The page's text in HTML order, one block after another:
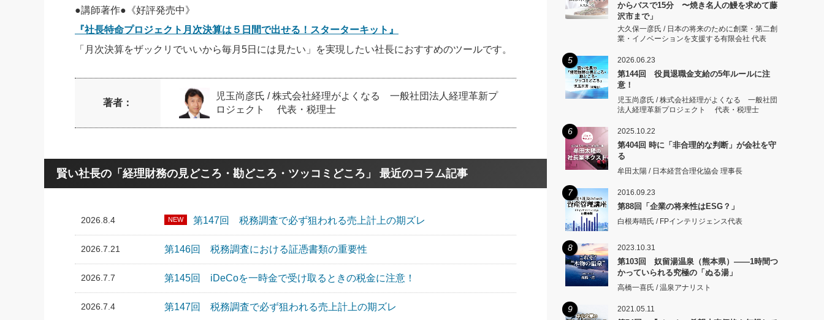
●講師著作●《好評発売中》
『社長特命プロジェクト月次決算は５日間で出せる！スターターキット』
「月次決算をザックリでいいから毎月5日には見たい」を実現したい社長におすすめのツールです。
著者：
児玉尚彦氏 / 株式会社経理がよくなる 一般社団法人経理革新プ
ロジェクト 代表・税理士
賢い社長の「経理財務の見どころ・勘どころ・ツッコミどころ」 最近のコラム記事
2026.8.4 NEW 第147回 税務調査で必ず狙われる売上計上の期ズレ
2026.7.21 第146回 税務調査における証憑書類の重要性
2026.7.7 第145回 iDeCoを一時金で受け取るときの税金に注意！
2026.7.4 第147回 税務調査で必ず狙われる売上計上の期ズレ
からバスで15分 〜焼き名人の鰻を求めて藤
沢市まで」
大久保一彦氏 / 日本の将来のために創業・第二創
業・イノベーションを支援する有限会社 代表
5 2026.06.23
第144回 役員退職金支給の5年ルールに注
意！
児玉尚彦氏 / 株式会社経理がよくなる 一般社団
法人経理革新プロジェクト 代表・税理士
6 2025.10.22
第404回 時に「非合理的な判断」が会社を守
る
牟田太陽 / 日本経営合理化協会 理事長
7 2016.09.23
第88回「企業の将来性はESG？」
白根寿晴氏 / FPインテリジェンス代表
8 2023.10.31
第103回 奴留湯温泉（熊本県）――1時間つ
かっていられる究極の「ぬる湯」
高橋一喜氏 / 温泉アナリスト
9 2021.05.11